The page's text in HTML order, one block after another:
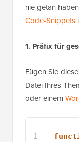
nie getan
Code-Snippets
1. Präfix für
Fügen Sie
Datei Ihres
oder einem
1